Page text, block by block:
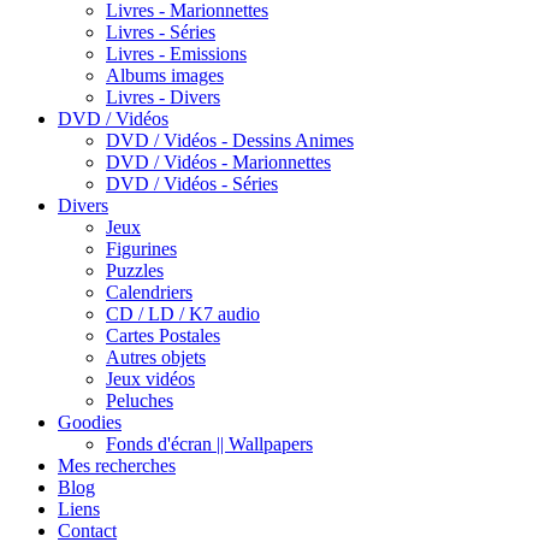
Livres - Marionnettes
Livres - Séries
Livres - Emissions
Albums images
Livres - Divers
DVD / Vidéos
DVD / Vidéos - Dessins Animes
DVD / Vidéos - Marionnettes
DVD / Vidéos - Séries
Divers
Jeux
Figurines
Puzzles
Calendriers
CD / LD / K7 audio
Cartes Postales
Autres objets
Jeux vidéos
Peluches
Goodies
Fonds d'écran || Wallpapers
Mes recherches
Blog
Liens
Contact